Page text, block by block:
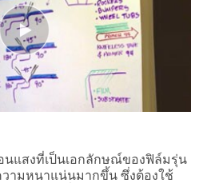
นแสงที่เป็นเอกลักษณ์ของฟิล์มรุ่น
ามหนาแน่นมากขึ้น ซึ่งต้องใช้